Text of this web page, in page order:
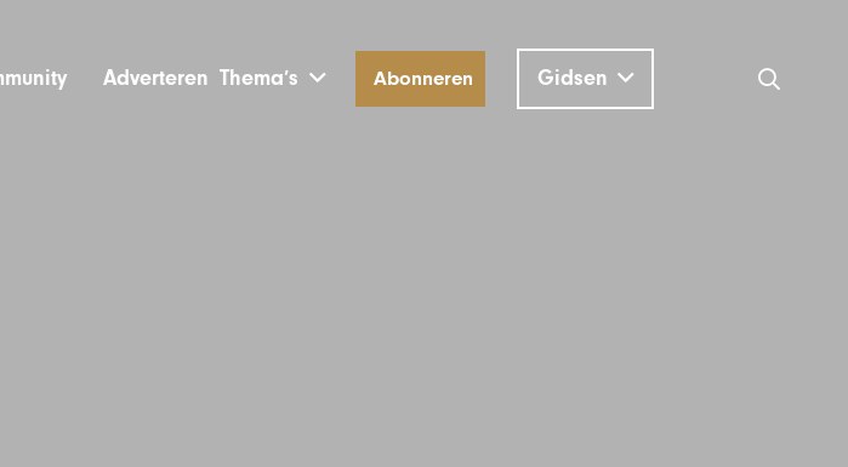
Adverteren Thema’s Abonneren Gidsen